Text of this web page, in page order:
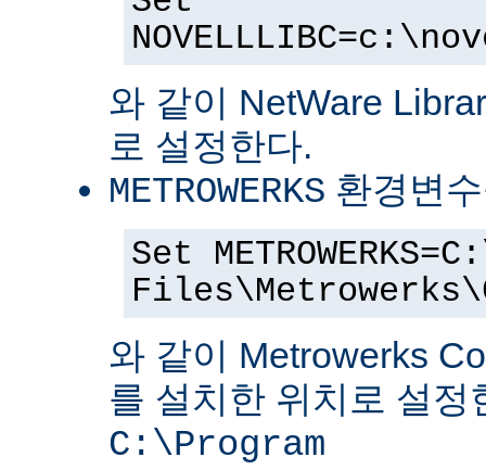
와 같이 NetWare
로 설정한다.
METROWERKS 환경변
Set
와 같이 Metrowerks
를 설치한 위치로 설정
C:\Program